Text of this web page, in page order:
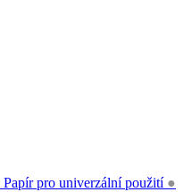
Papír pro univerzální použití ●